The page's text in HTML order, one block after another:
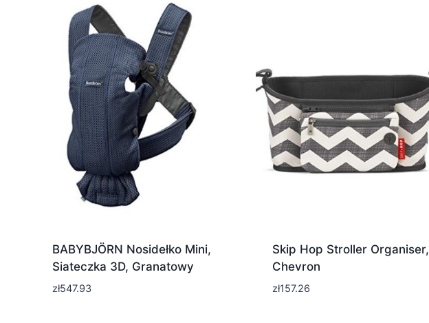
BABYBJÖRN Nosidełko Mini,
Siateczka 3D, Granatowy
zł547.93
Skip Hop Stroller Organiser,
Chevron
zł157.26